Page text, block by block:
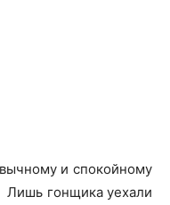
и спокойному
Лишь гонщика уехали